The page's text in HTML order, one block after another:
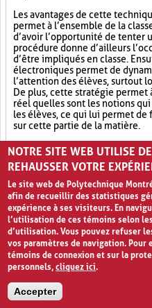
Les avantages de cette
permet à l’ensemble de la
d’avoir l’opportunité de tenter
procédure donne d’ailleurs
d’être impliqués en classe.
électroniques permet de
l’attention des élèves, surtout
De plus, cette stratégie permet
réel quelles sont les notions
les élèves, ce qui lui permet
sur cette partie de la matière.
Outil électronique (4)
NOTRE SITE WEB UTILISE
REHAUSSER VOTRE
Le site web de Polytechnique
afin de recueillir des statistiques
expérience à ses visiteurs. En
l’utilisation de ces témoins selon
d’utilisation. Vous pouvez refuser
vos paramètres de navigation. Pour
témoins de connexion et sur la
personnels,cliquez ici.
Accepter